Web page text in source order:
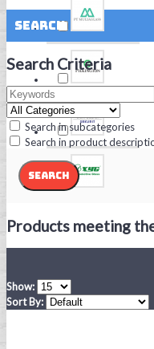
Search
Search Criteria
Search in subcategories
Search in product
Products meeting
Show:
Sort By: